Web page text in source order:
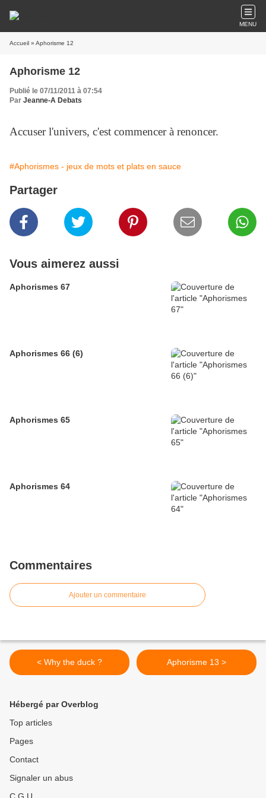
MENU
Accueil » Aphorisme 12
Aphorisme 12
Publié le 07/11/2011 à 07:54
Par Jeanne-A Debats
Accuser l'univers, c'est commencer à renoncer.
#Aphorismes - jeux de mots et plats en sauce
Partager
Vous aimerez aussi
Aphorismes 67
Aphorismes 66 (6)
Aphorismes 65
Aphorismes 64
Commentaires
Ajouter un commentaire
< Why the duck ? Aphorisme 13 >
Hébergé par Overblog
Top articles
Pages
Contact
Signaler un abus